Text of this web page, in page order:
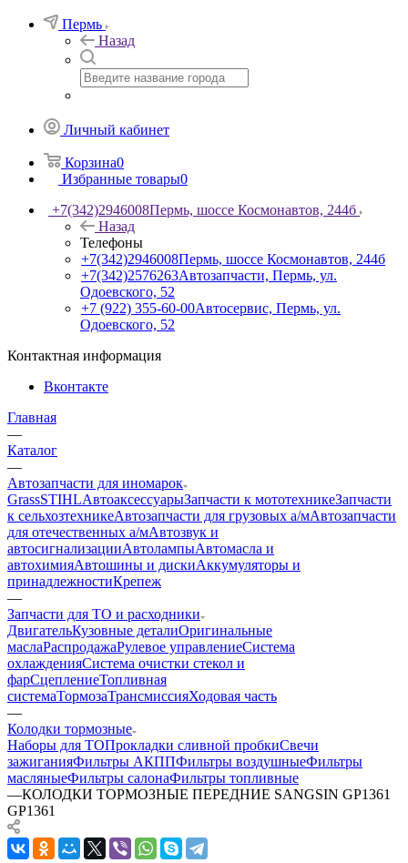
Пермь
Назад
Личный кабинет
Корзина0
Избранные товары0
+7(342)2946008Пермь, шоссе Космонавтов, 244б
Назад
Телефоны
+7(342)2946008Пермь, шоссе Космонавтов, 244б
+7(342)2576263Автозапчасти, Пермь, ул.
Одоевского, 52
+7 (922) 355-60-00Автосервис, Пермь, ул.
Одоевского, 52
Контактная информация
Вконтакте
Главная
—
Каталог
—
Автозапчасти для иномарок
GrassSTIHLАвтоаксессуарыЗапчасти к мототехникеЗапчасти
к сельхозтехникеАвтозапчасти для грузовых а/мАвтозапчасти
для отечественных а/мАвтозвук и
автосигнализацииАвтолампыАвтомасла и
автохимияАвтошины и дискиАккумуляторы и
принадлежностиКрепеж
—
Запчасти для ТО и расходники
ДвигательКузовные деталиОригинальные
маслаРаспродажаРулевое управлениеСистема
охлажденияСистема очистки стекол и
фарСцеплениеТопливная
системаТормозаТрансмиссияХодовая часть
—
Колодки тормозные
Наборы для ТОПрокладки сливной пробкиСвечи
зажиганияФильтры АКППФильтры воздушныеФильтры
масляныеФильтры салонаФильтры топливные
—КОЛОДКИ ТОРМОЗНЫЕ ПЕРЕДНИЕ SANGSIN GP1361
GP1361